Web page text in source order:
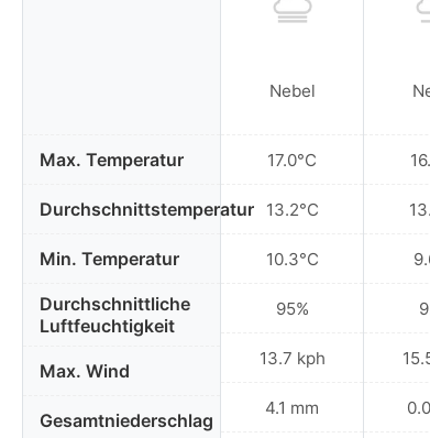
Max. Temperatur
Durchschnittstemperatur
Min. Temperatur
Durchschnittliche
Luftfeuchtigkeit
Max. Wind
Gesamtniederschlag
Nebel
17.0°C
13.2°C
10.3°C
95%
13.7 kph
4.1 mm